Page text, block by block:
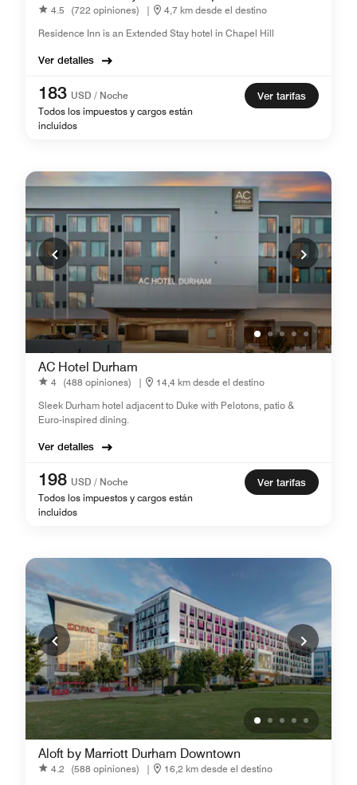
4.5 (722 opiniones) |
4,7 km desde el destino
Residence Inn is an Extended Stay hotel in Chapel Hill
Ver detalles
183 USD / Noche
Todos los impuestos y cargos están
incluidos
Ver tarifas
AC Hotel Durham
4 (488 opiniones) |
14,4 km desde el destino
Sleek Durham hotel adjacent to Duke with Pelotons, patio &
Euro-inspired dining.
Ver detalles
198 USD / Noche
Todos los impuestos y cargos están
incluidos
Ver tarifas
Aloft by Marriott Durham Downtown
4.2 (588 opiniones) |
16,2 km desde el destino